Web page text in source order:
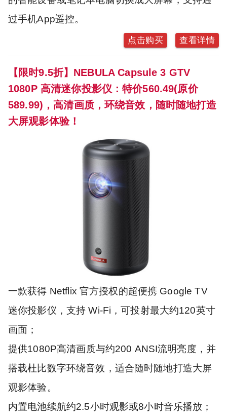
过手机App遥控。
点击购买 查看详情
【限时9.5折】NEBULA Capsule 3 GTV
1080P 高清迷你投影仪：特价560.49(原价
589.99)，高清画质，环绕音效，随时随地打造
大屏观影体验！
一款获得 Netflix 官方授权的超便携 Google TV
迷你投影仪，支持 Wi-Fi，可投射最大约120英寸
画面；
提供1080P高清画质与约200 ANSI流明亮度，并
搭载杜比数字环绕音效，适合随时随地打造大屏
观影体验。
内置电池续航约2.5小时观影或8小时音乐播放；